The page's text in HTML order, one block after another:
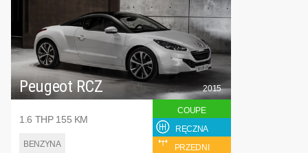
Peugeot RCZ
1.6 THP 155 KM
BENZYNA
2015
COUPE
RĘCZNA
PRZEDNI